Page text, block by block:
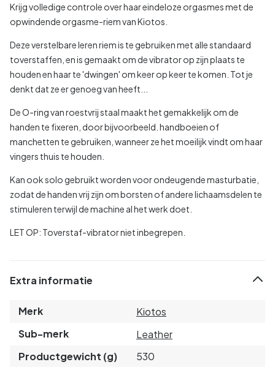
Krijg volledige controle over haar eindeloze orgasmes met de
opwindende orgasme-riem van Kiotos.
Deze verstelbare leren riem is te gebruiken met alle standaard
toverstaffen, en is gemaakt om de vibrator op zijn plaats te
houden en haar te 'dwingen' om keer op keer te komen. Tot je
denkt dat ze er genoeg van heeft...
De O-ring van roestvrij staal maakt het gemakkelijk om de
handen te fixeren, door bijvoorbeeld. handboeien of
manchetten te gebruiken, wanneer ze het moeilijk vindt om haar
vingers thuis te houden.
Kan ook solo gebruikt worden voor ondeugende masturbatie,
zodat de handen vrij zijn om borsten of andere lichaamsdelen te
stimuleren terwijl de machine al het werk doet.
LET OP: Toverstaf-vibrator niet inbegrepen.
Extra informatie
Merk
Kiotos
Sub-merk
Leather
Productgewicht (g)
530